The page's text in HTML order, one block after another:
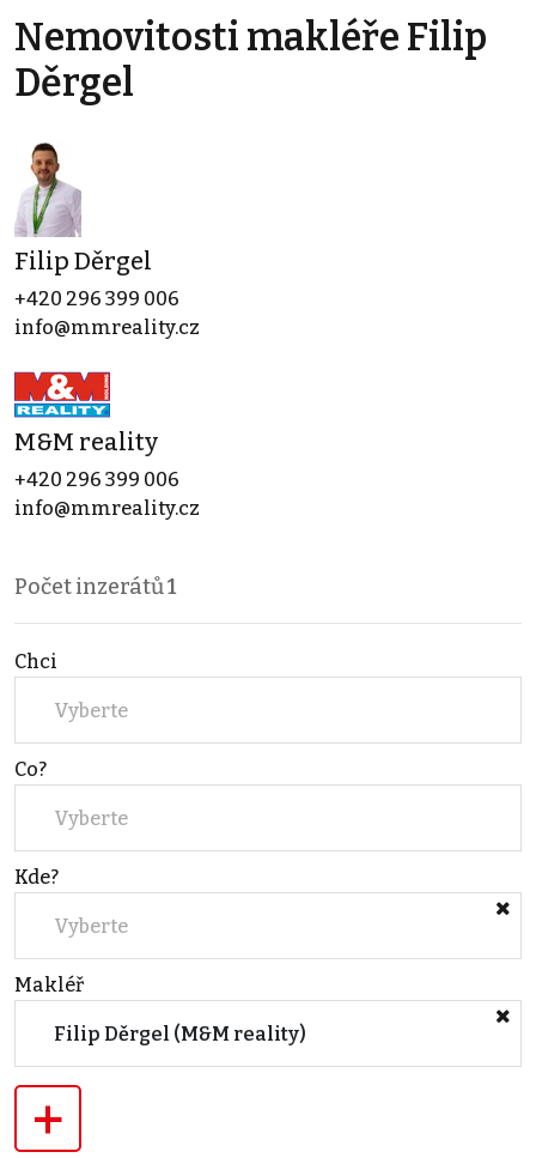
Nemovitosti makléře Filip
Děrgel
Filip Děrgel
+420 296 399 006
info@mmreality.cz
M&M reality
+420 296 399 006
info@mmreality.cz
Počet inzerátů1
Chci
Vyberte
Co?
Vyberte
Kde?
Vyberte
Makléř
Filip Děrgel (M&M reality)
+